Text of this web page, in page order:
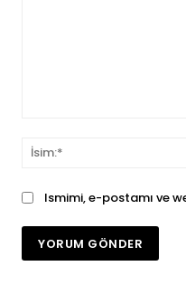
Ismimi, e-postamı ve